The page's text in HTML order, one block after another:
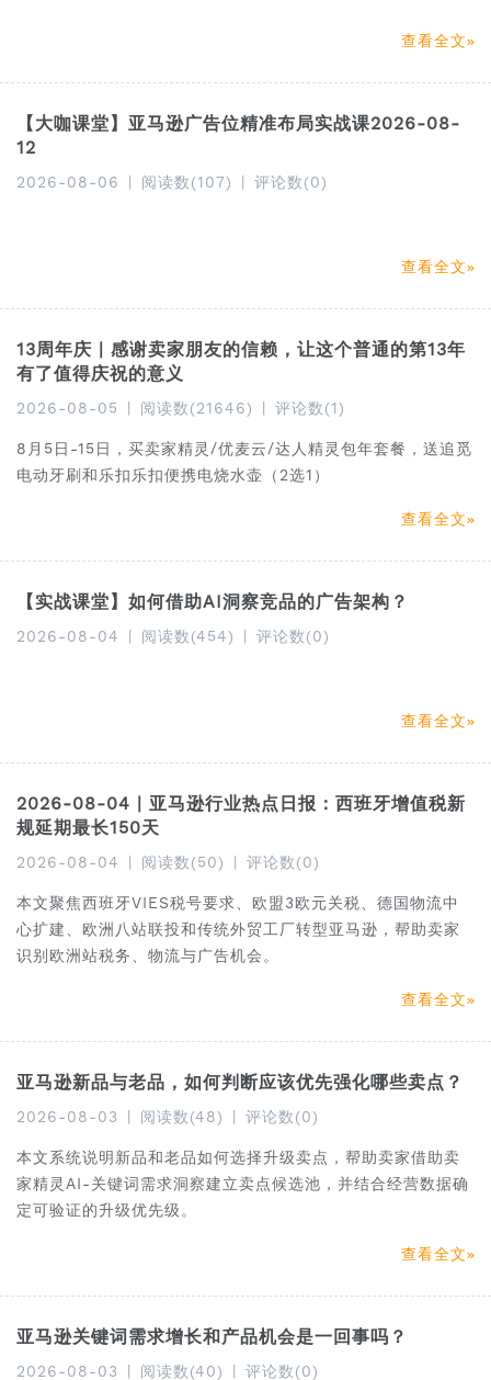
查看全文
【大咖课堂】亚马逊广告位精准布局实战课2026-08-
12
2026-08-06 阅读数(107) 评论数(0)
查看全文
13周年庆 | 感谢卖家朋友的信赖，让这个普通的第13年
有了值得庆祝的意义
2026-08-05 阅读数(21646) 评论数(1)
8月5日-15日，买卖家精灵/优麦云/达人精灵包年套餐，送追觅
电动牙刷和乐扣乐扣便携电烧水壶（2选1）
查看全文
【实战课堂】如何借助AI洞察竞品的广告架构？
2026-08-04 阅读数(454) 评论数(0)
查看全文
2026-08-04 | 亚马逊行业热点日报：西班牙增值税新
规延期最长150天
2026-08-04 阅读数(50) 评论数(0)
本文聚焦西班牙VIES税号要求、欧盟3欧元关税、德国物流中
心扩建、欧洲八站联投和传统外贸工厂转型亚马逊，帮助卖家
识别欧洲站税务、物流与广告机会。
查看全文
亚马逊新品与老品，如何判断应该优先强化哪些卖点？
2026-08-03 阅读数(48) 评论数(0)
本文系统说明新品和老品如何选择升级卖点，帮助卖家借助卖
家精灵AI-关键词需求洞察建立卖点候选池，并结合经营数据确
定可验证的升级优先级。
查看全文
亚马逊关键词需求增长和产品机会是一回事吗？
2026-08-03 阅读数(40) 评论数(0)